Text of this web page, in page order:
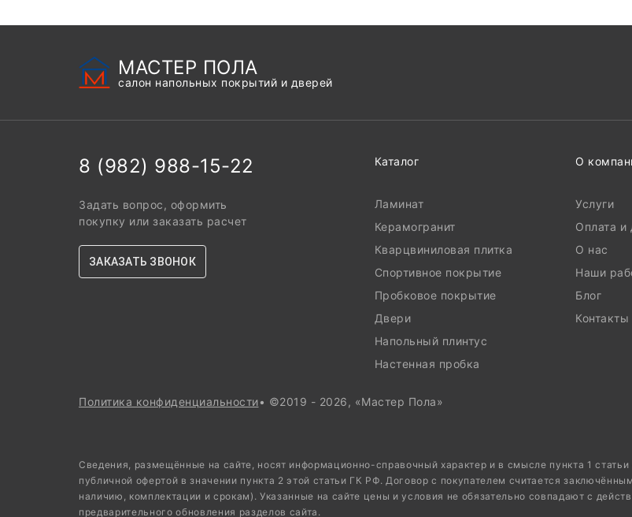
МАСТЕР ПОЛА
салон напольных покрытий и дверей
8 (982) 988-15-22
Задать вопрос, оформить
покупку или заказать расчет
ЗАКАЗАТЬ ЗВОНОК
Каталог
Ламинат
Керамогранит
Кварцвиниловая плитка
Спортивное покрытие
Пробковое покрытие
Двери
Напольный плинтус
Настенная пробка
О
Услуги
Оплата и
О нас
Наши
Блог
Контакты
Политика конфиденциальности• ©2019 - 2026, «Мастер Пола»
Сведения, размещённые на сайте, носят информационно-справочный характер и в смысле пункта 1
публичной офертой в значении пункта 2 этой статьи ГК РФ. Договор с покупателем считается
наличию, комплектации и срокам). Указанные на сайте цены и условия не обязательно совпадают с
предварительного обновления разделов сайта.